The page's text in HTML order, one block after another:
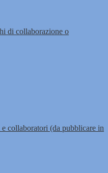
di collaborazione o
collaboratori (da pubblicare in